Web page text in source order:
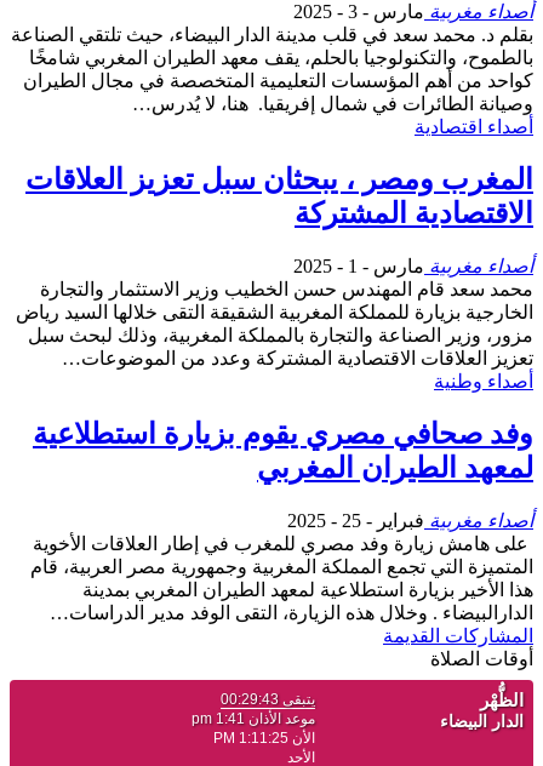
أصداء مغربية مارس - 3 - 2025
بقلم د. محمد سعد في قلب مدينة الدار البيضاء، حيث تلتقي الصناعة
بالطموح، والتكنولوجيا بالحلم، يقف معهد الطيران المغربي شامخًا
كواحد من أهم المؤسسات التعليمية المتخصصة في مجال الطيران
وصيانة الطائرات في شمال إفريقيا. هنا، لا يُدرس…
أصداء اقتصادية
المغرب ومصر ، يبحثان سبل تعزيز العلاقات
الاقتصادية المشتركة
أصداء مغربية مارس - 1 - 2025
محمد سعد قام المهندس حسن الخطيب وزير الاستثمار والتجارة
الخارجية بزيارة للمملكة المغربية الشقيقة التقى خلالها السيد رياض
مزور، وزير الصناعة والتجارة بالمملكة المغربية، وذلك لبحث سبل
تعزيز العلاقات الاقتصادية المشتركة وعدد من الموضوعات…
أصداء وطنية
وفد صحافي مصري يقوم بزيارة استطلاعية
لمعهد الطيران المغربي
أصداء مغربية فبراير - 25 - 2025
على هامش زيارة وفد مصري للمغرب في إطار العلاقات الأخوية
المتميزة التي تجمع المملكة المغربية وجمهورية مصر العربية، قام
هذا الأخير بزيارة استطلاعية لمعهد الطيران المغربي بمدينة
الدارالبيضاء . وخلال هذه الزيارة، التقى الوفد مدير الدراسات…
المشاركات القديمة
أوقات الصلاة